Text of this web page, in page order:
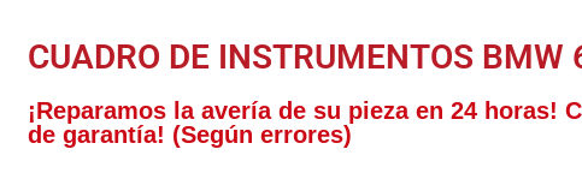
CUADRO DE INSTRUMENTOS
¡Reparamos la avería de su pieza en 24 horas!
de garantía! (Según errores)